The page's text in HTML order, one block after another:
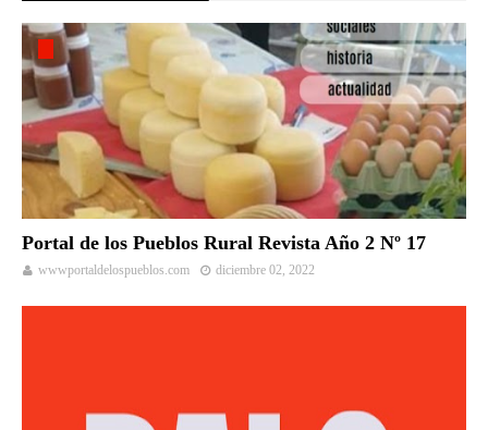
Portal de los Pueblos Rural Revista Año 2 Nº 17
wwwportaldelospueblos.com diciembre 02, 2022